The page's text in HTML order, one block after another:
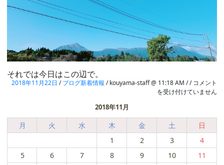
それでは今日はこの辺で。
2018年11月22日 /ブログ新着情報 / kouyama-staff @ 11:18 AM / / 突
然
が
コメント
を受け付けていません
2018年11月
月 火 水 木 金 土
日
1
2 3
4
5
6 7 8 9 10
11